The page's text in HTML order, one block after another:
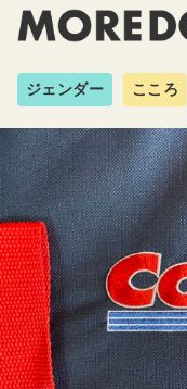
ジェンダー こころ